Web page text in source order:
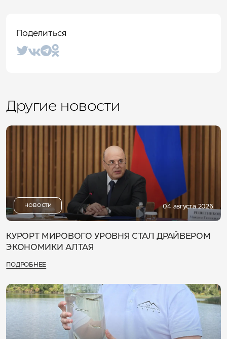
Поделиться
Другие новости
НОВОСТИ 04 августа 2026
КУРОРТ МИРОВОГО УРОВНЯ СТАЛ ДРАЙВЕРОМ
ЭКОНОМИКИ АЛТАЯ
ПОДРОБНЕЕ